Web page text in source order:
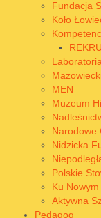
Fundacja
Koło
MEN
Muzeum
Narodowe
Nidzicka
Polskie
Ku
Aktywna
Pedagog